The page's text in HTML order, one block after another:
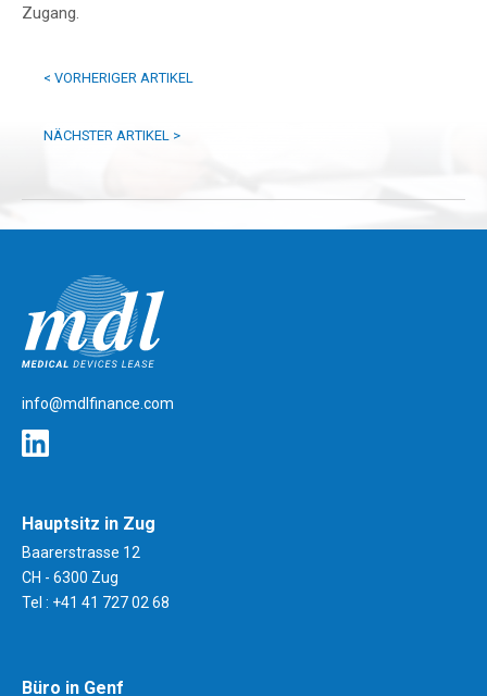
Zugang.
< VORHERIGER ARTIKEL
NÄCHSTER ARTIKEL >
info@mdlfinance.com
Hauptsitz in Zug
Baarerstrasse 12
CH - 6300 Zug
Tel : +41 41 727 02 68
Büro in Genf